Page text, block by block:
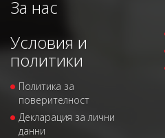
За нас
Условия и
политики
Политика за
поверителност
Декларация за лични
данни